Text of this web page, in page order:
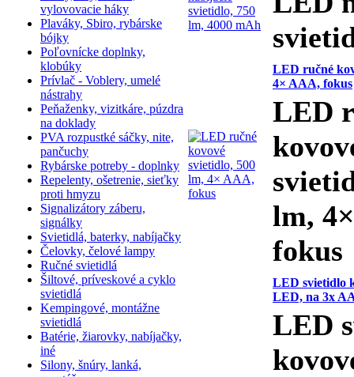
vylovovacie háky
Plaváky, Sbiro, rybárske
bójky
Poľovnícke doplnky,
klobúky
Prívlač - Voblery, umelé
nástrahy
Peňaženky, vizitkáre, púzdra
na doklady
PVA rozpustké sáčky, nite,
pančuchy
Rybárske potreby - doplnky
Repelenty, ošetrenie, sieťky
proti hmyzu
Signalizátory záberu,
signálky
Svietidlá, baterky, nabíjačky
Čelovky, čelové lampy
Ručné svietidlá
Šiltové, príveskové a cyklo
svietidlá
Kempingové, montážne
svietidlá
Batérie, žiarovky, nabíjačky,
iné
Silony, šnúry, lanká,
LED ručné
4× AAA, fokus
LED
lm,
fokus
LED svietidlo
LED, na 3x
LED